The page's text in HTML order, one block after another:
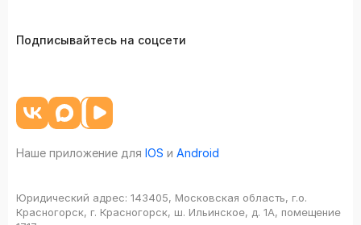
Подписывайтесь на соцсети
Наше приложение для IOS и Android
Юридический адрес: 143405, Московская область, г.о.
Красногорск, г. Красногорск, ш. Ильинское, д. 1А, помещение